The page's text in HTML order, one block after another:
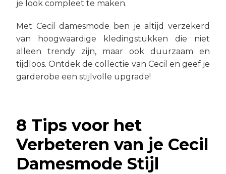
je look compleet te maken.
Met Cecil damesmode ben je altijd verzekerd
van hoogwaardige kledingstukken die niet
alleen trendy zijn, maar ook duurzaam en
tijdloos. Ontdek de collectie van Cecil en geef je
garderobe een stijlvolle upgrade!
8 Tips voor het
Verbeteren van je Cecil
Damesmode Stijl